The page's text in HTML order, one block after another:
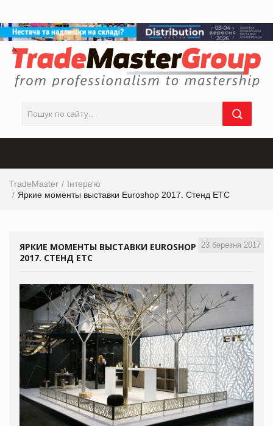
TradeMaster
Інтерв'ю
Яркие моменты выставки Euroshop 2017. Стенд ЕТС
23 березня 2017
ЯРКИЕ МОМЕНТЫ ВЫСТАВКИ EUROSHOP
2017. СТЕНД ЕТС